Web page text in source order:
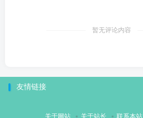
暂无评论内容
友情链接
关于网站 关于站长 联系本站